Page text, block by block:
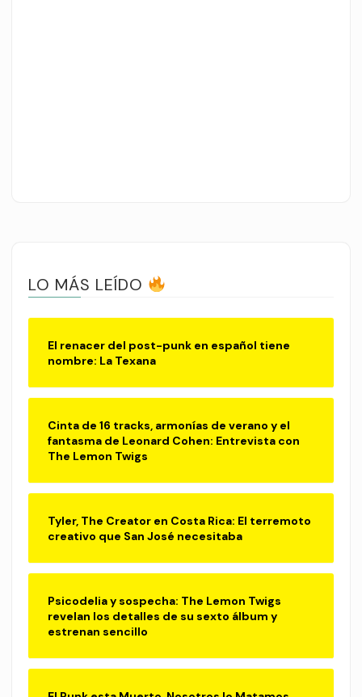
LO MÁS LEÍDO
El renacer del post-punk en español tiene
nombre: La Texana
Cinta de 16 tracks, armonías de verano y el
fantasma de Leonard Cohen: Entrevista con
The Lemon Twigs
Tyler, The Creator en Costa Rica: El terremoto
creativo que San José necesitaba
Psicodelia y sospecha: The Lemon Twigs
revelan los detalles de su sexto álbum y
estrenan sencillo